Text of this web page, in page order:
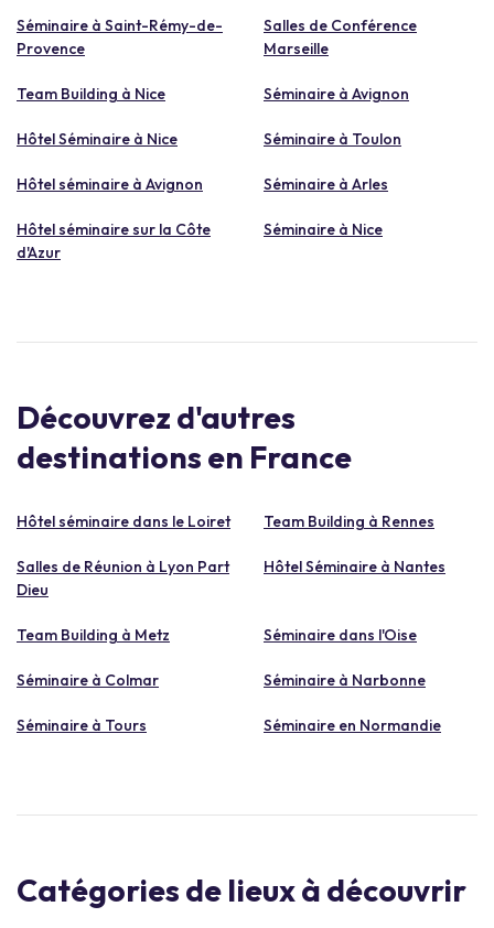
Séminaire à Saint-Rémy-de-
Provence
Salles de Conférence
Marseille
Team Building à Nice Séminaire à Avignon
Hôtel Séminaire à Nice Séminaire à Toulon
Hôtel séminaire à Avignon Séminaire à Arles
Hôtel séminaire sur la Côte
d'Azur
Séminaire à Nice
Découvrez d'autres
destinations en France
Hôtel séminaire dans le Loiret Team Building à Rennes
Salles de Réunion à Lyon Part
Dieu
Hôtel Séminaire à Nantes
Team Building à Metz Séminaire dans l'Oise
Séminaire à Colmar Séminaire à Narbonne
Séminaire à Tours Séminaire en Normandie
Catégories de lieux à découvrir